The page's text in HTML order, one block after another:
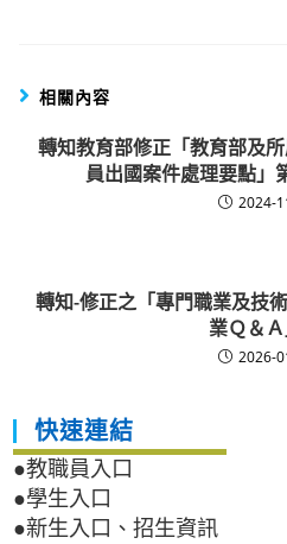
相關內容
轉知教育部修正「教育部及
員出國案件處理要點」
2024-
轉知-修正之「專門職業及技
業Ｑ＆Ａ
2026-
快速連結
●教職員入口
●學生入口
●新生入口、招生資訊